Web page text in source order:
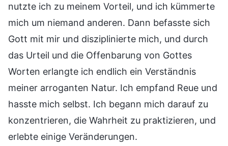
nutzte ich zu meinem Vorteil, und ich kümmerte
mich um niemand anderen. Dann befasste sich
Gott mit mir und disziplinierte mich, und durch
das Urteil und die Offenbarung von Gottes
Worten erlangte ich endlich ein Verständnis
meiner arroganten Natur. Ich empfand Reue und
hasste mich selbst. Ich begann mich darauf zu
konzentrieren, die Wahrheit zu praktizieren, und
erlebte einige Veränderungen.